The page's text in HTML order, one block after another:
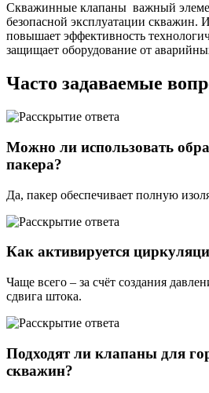
Скважинные клапаны важный
безопасной эксплуатации скважин.
повышает эффективность
защищает оборудование от
Часто задаваемые
Можно ли использовать
пакера?
Да, пакер обеспечивает полную
Как активируется
Чаще всего – за счёт создания
сдвига штока.
Подходят ли клапаны для
скважин?